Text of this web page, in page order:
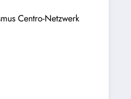
Centro-Netzwerk